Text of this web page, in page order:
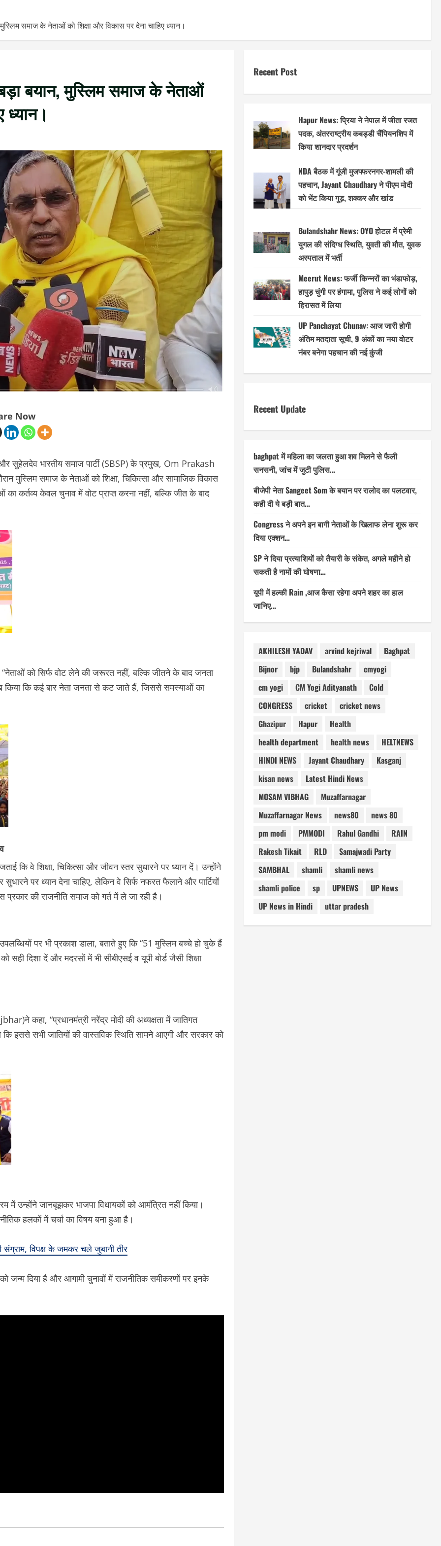
समाज के नेताओं को शिक्षा और विकास पर देना चाहिए ध्यान।
बयान, मुस्लिम समाज के नेताओं
ध्यान।
Now
सुहेलदेव भारतीय समाज पार्टी (SBSP) के प्रमुख, Om Prakash
मुस्लिम समाज के नेताओं को शिक्षा, चिकित्सा और सामाजिक विकास
कर्तव्य केवल चुनाव में वोट प्राप्त करना नहीं, बल्कि जीत के बाद
को सिर्फ वोट लेने की जरूरत नहीं, बल्कि जीतने के बाद जनता
किया कि कई बार नेता जनता से कट जाते हैं, जिससे समस्याओं का
कि वे शिक्षा, चिकित्सा और जीवन स्तर सुधारने पर ध्यान दें। उन्होंने
पर ध्यान देना चाहिए, लेकिन वे सिर्फ नफरत फैलाने और पार्टियों
की राजनीति समाज को गर्त में ले जा रही है।
पर भी प्रकाश डाला, बताते हुए कि “51 मुस्लिम बच्चे हो चुके हैं
दिशा दें और मदरसों में भी सीबीएसई व यूपी बोर्ड जैसी शिक्षा
कहा, “प्रधानमंत्री नरेंद्र मोदी की अध्यक्षता में जातिगत
इससे सभी जातियों की वास्तविक स्थिति सामने आएगी और सरकार को
में उन्होंने जानबूझकर भाजपा विधायकों को आमंत्रित नहीं किया।
हलकों में चर्चा का विषय बना हुआ है।
विपक्ष के जमकर चले जुबानी तीर
जन्म दिया है और आगामी चुनावों में राजनीतिक समीकरणों पर इनके
Recent Post
Hapur News: प्रिया ने नेपाल में जीता रजत
पदक, अंतरराष्ट्रीय कबड्डी चैंपियनशिप में
किया शानदार प्रदर्शन
NDA बैठक में गूंजी मुजफ्फरनगर-शामली की
पहचान, Jayant Chaudhary ने पीएम मोदी
को भेंट किया गुड़, शक्कर और खांड
Bulandshahr News: OYO होटल में प्रेमी
युगल की संदिग्ध स्थिति, युवती की मौत, युवक
अस्पताल में भर्ती
Meerut News: फर्जी किन्नरों का भंडाफोड़,
हापुड़ चुंगी पर हंगामा, पुलिस ने कई लोगों को
हिरासत में लिया
UP Panchayat Chunav: आज जारी होगी
अंतिम मतदाता सूची, 9 अंकों का नया वोटर
नंबर बनेगा पहचान की नई कुंजी
Recent Update
baghpat में महिला का जलता हुआ शव मिलने से फैली
सनसनी, जांच में जुटी पुलिस…
बीजेपी नेता Sangeet Som के बयान पर रालोद का पलटवार,
कही दी ये बड़ी बात…
Congress ने अपने इन बागी नेताओं के खिलाफ लेना शुरू कर
दिया एक्शन…
SP ने दिया प्रत्याशियों को तैयारी के संकेत, अगले महीने हो
सकती है नामों की घोषणा…
यूपी में हल्की Rain ,आज कैसा रहेगा अपने शहर का हाल
जानिए…
AKHILESH YADAV arvind kejriwal
Baghpat
Bijnor
bjp Bulandshahr
cmyogi
cm yogi
CM Yogi Adityanath
Cold
CONGRESS
cricket
cricket news
Ghazipur
Hapur
Health
health department
health news
HELTNEWS
HINDI NEWS
Jayant Chaudhary
Kasganj
kisan news
Latest Hindi News
MOSAM VIBHAG
Muzaffarnagar
Muzaffarnagar News
news80
news 80
pm modi
PMMODI Rahul Gandhi
RAIN
Rakesh Tikait
RLD
Samajwadi Party
SAMBHAL
shamli
shamli news
shamli police
sp UPNEWS
UP News
UP News in Hindi
uttar pradesh